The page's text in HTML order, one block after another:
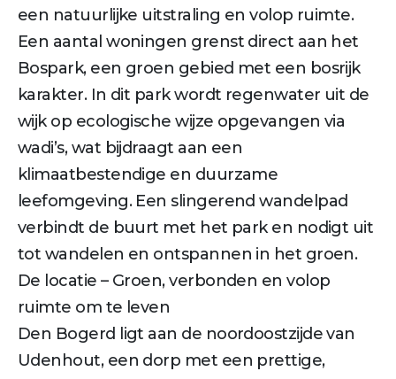
een natuurlijke uitstraling en volop ruimte.
Een aantal woningen grenst direct aan het
Bospark, een groen gebied met een bosrijk
karakter. In dit park wordt regenwater uit de
wijk op ecologische wijze opgevangen via
wadi’s, wat bijdraagt aan een
klimaatbestendige en duurzame
leefomgeving. Een slingerend wandelpad
verbindt de buurt met het park en nodigt uit
tot wandelen en ontspannen in het groen.
De locatie – Groen, verbonden en volop
ruimte om te leven
Den Bogerd ligt aan de noordoostzijde van
Udenhout, een dorp met een prettige,